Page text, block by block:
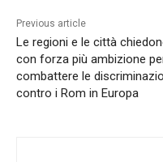
Previous article
Le regioni e le città
con forza più ambizione
combattere le
contro i Rom in Europa